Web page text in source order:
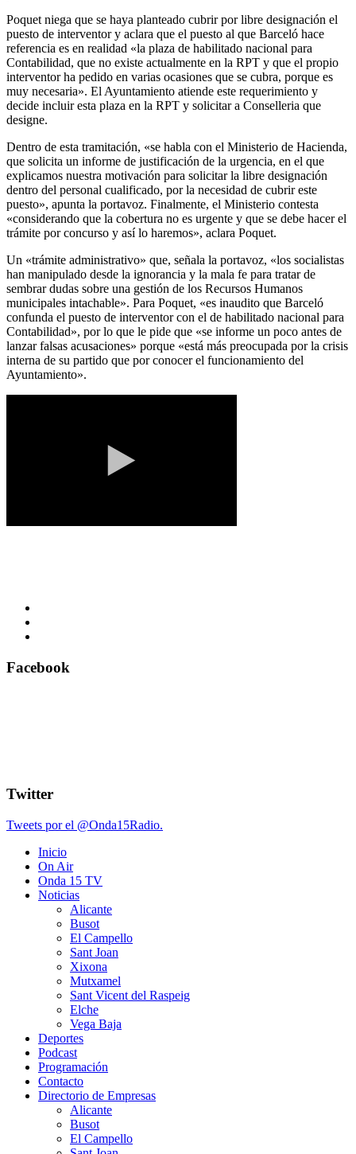
Poquet niega que se haya planteado cubrir por libre designación el
puesto de interventor y aclara que el puesto al que Barceló hace
referencia es en realidad «la plaza de habilitado nacional para
Contabilidad, que no existe actualmente en la RPT y que el propio
interventor ha pedido en varias ocasiones que se cubra, porque es
muy necesaria». El Ayuntamiento atiende este requerimiento y
decide incluir esta plaza en la RPT y solicitar a Conselleria que
designe.
Dentro de esta tramitación, «se habla con el Ministerio de Hacienda,
que solicita un informe de justificación de la urgencia, en el que
explicamos nuestra motivación para solicitar la libre designación
dentro del personal cualificado, por la necesidad de cubrir este
puesto», apunta la portavoz. Finalmente, el Ministerio contesta
«considerando que la cobertura no es urgente y que se debe hacer el
trámite por concurso y así lo haremos», aclara Poquet.
Un «trámite administrativo» que, señala la portavoz, «los socialistas
han manipulado desde la ignorancia y la mala fe para tratar de
sembrar dudas sobre una gestión de los Recursos Humanos
municipales intachable». Para Poquet, «es inaudito que Barceló
confunda el puesto de interventor con el de habilitado nacional para
Contabilidad», por lo que le pide que «se informe un poco antes de
lanzar falsas acusaciones» porque «está más preocupada por la crisis
interna de su partido que por conocer el funcionamiento del
Ayuntamiento».
Facebook
Twitter
Tweets por el @Onda15Radio.
Inicio
On Air
Onda 15 TV
Noticias
Alicante
Busot
El Campello
Sant Joan
Xixona
Mutxamel
Sant Vicent del Raspeig
Elche
Vega Baja
Deportes
Podcast
Programación
Contacto
Directorio de Empresas
Alicante
Busot
El Campello